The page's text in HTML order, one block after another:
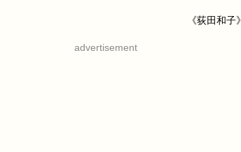
《荻田和子》
advertisement